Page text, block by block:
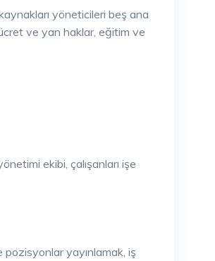
yöneticileri beş ana
ve yan haklar, eğitim ve
ekibi, çalışanları işe
pozisyonlar yayınlamak, iş